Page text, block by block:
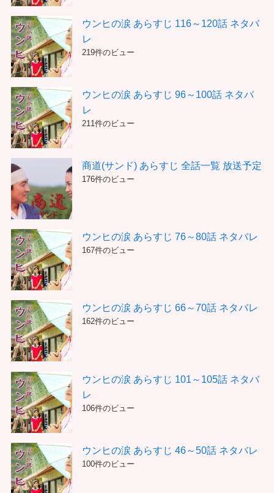
ウンヒの涙 あらすじ 116～120話 ネタバ
レ
219件のビュー
ウンヒの涙 あらすじ 96～100話 ネタバ
レ
211件のビュー
商道(サンド) あらすじ 全話一覧 放送予定
176件のビュー
ウンヒの涙 あらすじ 76～80話 ネタバレ
167件のビュー
ウンヒの涙 あらすじ 66～70話 ネタバレ
162件のビュー
ウンヒの涙 あらすじ 101～105話 ネタバ
レ
106件のビュー
ウンヒの涙 あらすじ 46～50話 ネタバレ
100件のビュー